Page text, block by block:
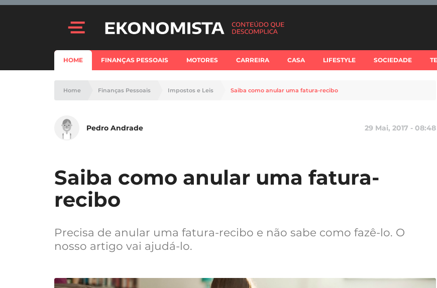
HOME FINANÇAS PESSOAIS MOTORES CARREIRA CASA LIFESTYLE SOCIEDADE
Home Finanças Pessoais Impostos e Leis Saiba como anular uma fatura-recibo
Pedro Andrade 29 Mai, 2017 - 08:48
Saiba como anular uma fatura-
recibo
Precisa de anular uma fatura-recibo e não sabe como fazê-lo. O
nosso artigo vai ajudá-lo.